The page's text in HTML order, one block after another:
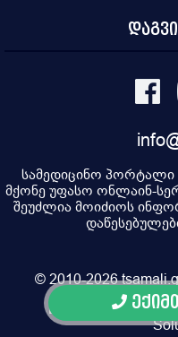
სამედიცინო პორტალი
მქონე უფასო ონლაინ-
შეუძლია მოიძიოს
© 2010-2026
Developed by